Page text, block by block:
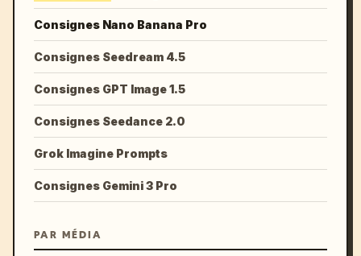
Consignes Nano Banana Pro
Consignes Seedream 4.5
Consignes GPT Image 1.5
Consignes Seedance 2.0
Grok Imagine Prompts
Consignes Gemini 3 Pro
PAR MÉDIA